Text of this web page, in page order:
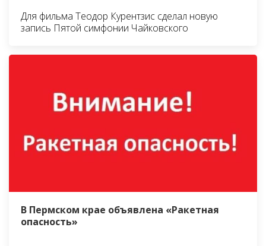
Для фильма Теодор Курентзис сделал новую
запись Пятой симфонии Чайковского
В Пермском крае объявлена «Ракетная
опасность»